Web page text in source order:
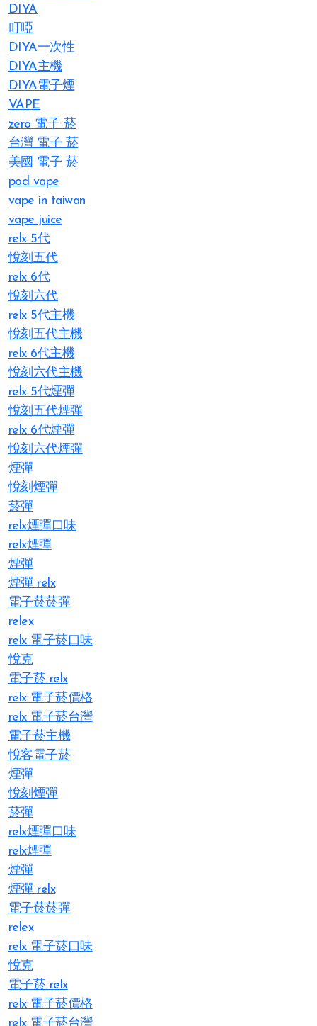
DIYA
叮啞
DIYA一次性
DIYA主機
DIYA電子煙
VAPE
zero 電子 菸
台灣 電子 菸
美國 電子 菸
pod vape
vape in taiwan
vape juice
relx 5代
悅刻五代
relx 6代
悅刻六代
relx 5代主機
悅刻五代主機
relx 6代主機
悅刻六代主機
relx 5代煙彈
悅刻五代煙彈
relx 6代煙彈
悅刻六代煙彈
煙彈
悅刻煙彈
菸彈
relx煙彈口味
relx煙彈
煙彈
煙彈 relx
電子菸菸彈
relex
relx 電子菸口味
悅克
電子菸 relx
relx 電子菸價格
relx 電子菸台灣
電子菸主機
悅客電子菸
煙彈
悅刻煙彈
菸彈
relx煙彈口味
relx煙彈
煙彈
煙彈 relx
電子菸菸彈
relex
relx 電子菸口味
悅克
電子菸 relx
relx 電子菸價格